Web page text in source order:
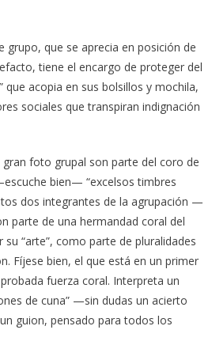
grupo, que se aprecia en posición de
tiene el encargo de proteger del
que acopia en sus bolsillos y mochila,
sociales que transpiran indignación
foto grupal son parte del coro de
bien— “excelsos timbres
dos integrantes de la agrupación —
parte de una hermandad coral del
“arte”, como parte de pluralidades
Fíjese bien, el que está en un primer
fuerza coral. Interpreta un
de cuna” —sin dudas un acierto
guion, pensado para todos los